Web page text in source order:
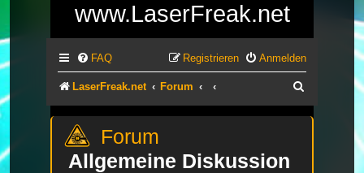
www.LaserFreak.net
FAQ Anmelden
Registrieren
LaserFreak.net Forum
Allgemeine Diskussion